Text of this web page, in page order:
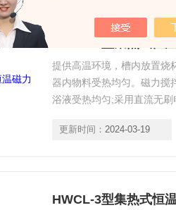
HWCL-5型集热式恒
提供高温环境，槽内放置烧
器内物料受热均匀。磁力搅
浴液受热均匀;采用直流无刷
更新时间： 2024-03-19
HWCL-3型集热式恒